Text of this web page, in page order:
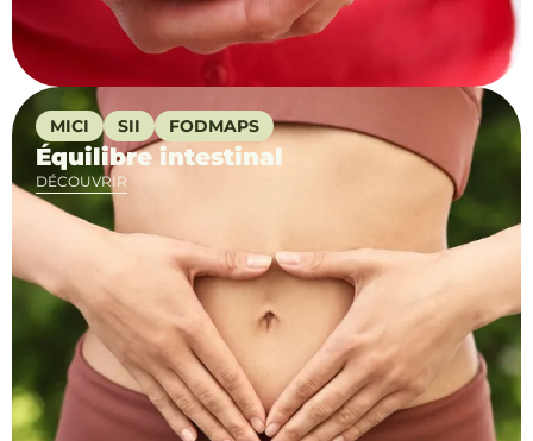
MICI SII FODMAPS
Équilibre intestinal
DÉCOUVRIR